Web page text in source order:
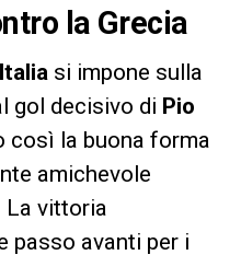
la Grecia
Italiasi impone sulla
gol decisivo di Pio
così la buona forma
amichevole
La vittoria
passo avanti per i